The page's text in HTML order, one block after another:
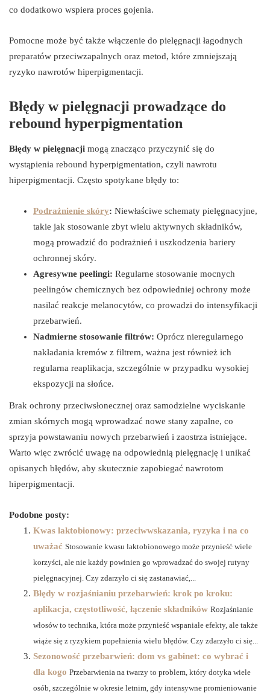
co dodatkowo wspiera proces gojenia.
Pomocne może być także włączenie do pielęgnacji łagodnych
preparatów przeciwzapalnych oraz metod, które zmniejszają
ryzyko nawrotów hiperpigmentacji.
Błędy w pielęgnacji prowadzące do
rebound hyperpigmentation
Błędy w pielęgnacji mogą znacząco przyczynić się do
wystąpienia rebound hyperpigmentation, czyli nawrotu
hiperpigmentacji. Często spotykane błędy to:
Podrażnienie skóry: Niewłaściwe schematy pielęgnacyjne,
takie jak stosowanie zbyt wielu aktywnych składników,
mogą prowadzić do podrażnień i uszkodzenia bariery
ochronnej skóry.
Agresywne peelingi: Regularne stosowanie mocnych
peelingów chemicznych bez odpowiedniej ochrony może
nasilać reakcje melanocytów, co prowadzi do intensyfikacji
przebarwień.
Nadmierne stosowanie filtrów: Oprócz nieregularnego
nakładania kremów z filtrem, ważna jest również ich
regularna reaplikacja, szczególnie w przypadku wysokiej
ekspozycji na słońce.
Brak ochrony przeciwsłonecznej oraz samodzielne wyciskanie
zmian skórnych mogą wprowadzać nowe stany zapalne, co
sprzyja powstawaniu nowych przebarwień i zaostrza istniejące.
Warto więc zwrócić uwagę na odpowiednią pielęgnację i unikać
opisanych błędów, aby skutecznie zapobiegać nawrotom
hiperpigmentacji.
Podobne posty:
Kwas laktobionowy: przeciwwskazania, ryzyka i na co
uważać Stosowanie kwasu laktobionowego może przynieść wiele
korzyści, ale nie każdy powinien go wprowadzać do swojej rutyny
pielęgnacyjnej. Czy zdarzyło ci się zastanawiać,...
Błędy w rozjaśnianiu przebarwień: krok po kroku:
aplikacja, częstotliwość, łączenie składników Rozjaśnianie
włosów to technika, która może przynieść wspaniałe efekty, ale także
wiąże się z ryzykiem popełnienia wielu błędów. Czy zdarzyło ci się...
Sezonowość przebarwień: dom vs gabinet: co wybrać i
dla kogo Przebarwienia na twarzy to problem, który dotyka wiele
osób, szczególnie w okresie letnim, gdy intensywne promieniowanie